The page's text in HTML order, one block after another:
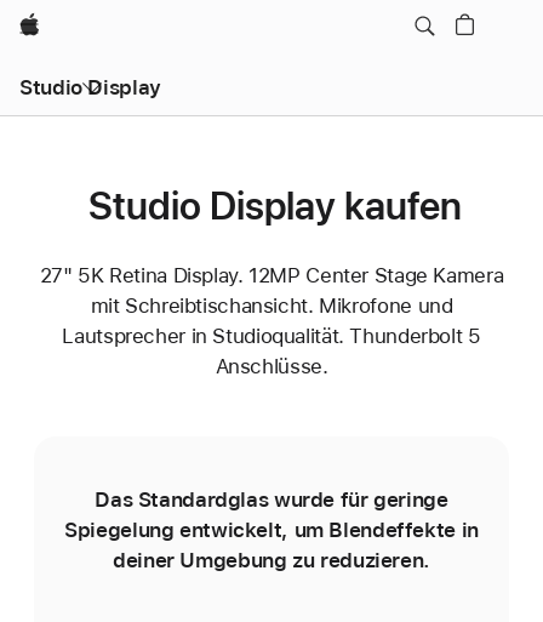
Apple
Studio Display
Studio Display kaufen
27" 5K Retina Display. 12MP Center Stage Kamera
mit Schreibtischansicht. Mikrofone und
Lautsprecher in Studioqualität. Thunderbolt 5
Anschlüsse.
Das Standardglas wurde für geringe
Spiegelung entwickelt, um Blend­effekte in
deiner Umgebung zu reduzieren.